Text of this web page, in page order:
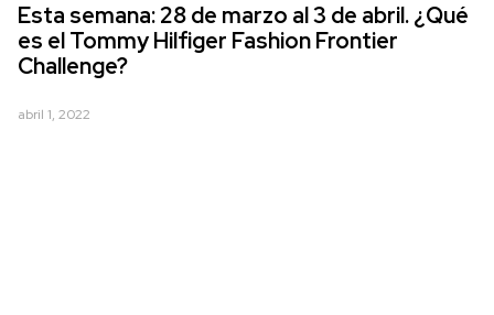
Esta semana: 28 de marzo al 3 de abril. ¿Qué
es el Tommy Hilfiger Fashion Frontier
Challenge?
abril 1, 2022